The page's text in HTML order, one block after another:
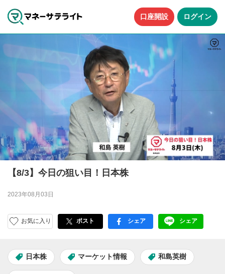
口座開設 ログイン
【8/3】今日の狙い目！日本株
2023年08月03日
お気に入り ポスト facebook
シェア LINE
シェア
日本株 マーケット情報 和島英樹